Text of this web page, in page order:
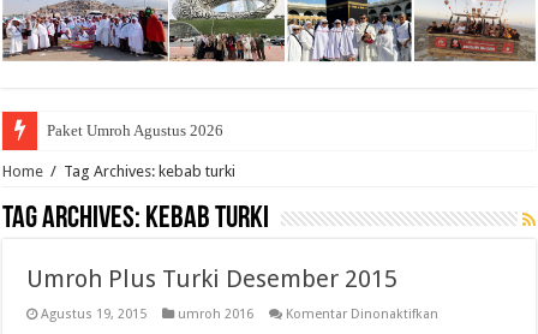
Paket Umroh Agustus 2026
Home / Tag Archives: kebab turki
Tag Archives: kebab turki
Umroh Plus Turki Desember 2015
Agustus 19, 2015 umroh 2016 Komentar Dinonaktifkan